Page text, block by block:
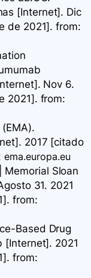
[Internet]. Dic
de 2021]. from:
Nov 6.
2021]. from:
2017 [citado
ema.europa.eu
Sloan
31. 2021
from:
Based Drug
[Internet]. 2021
from: